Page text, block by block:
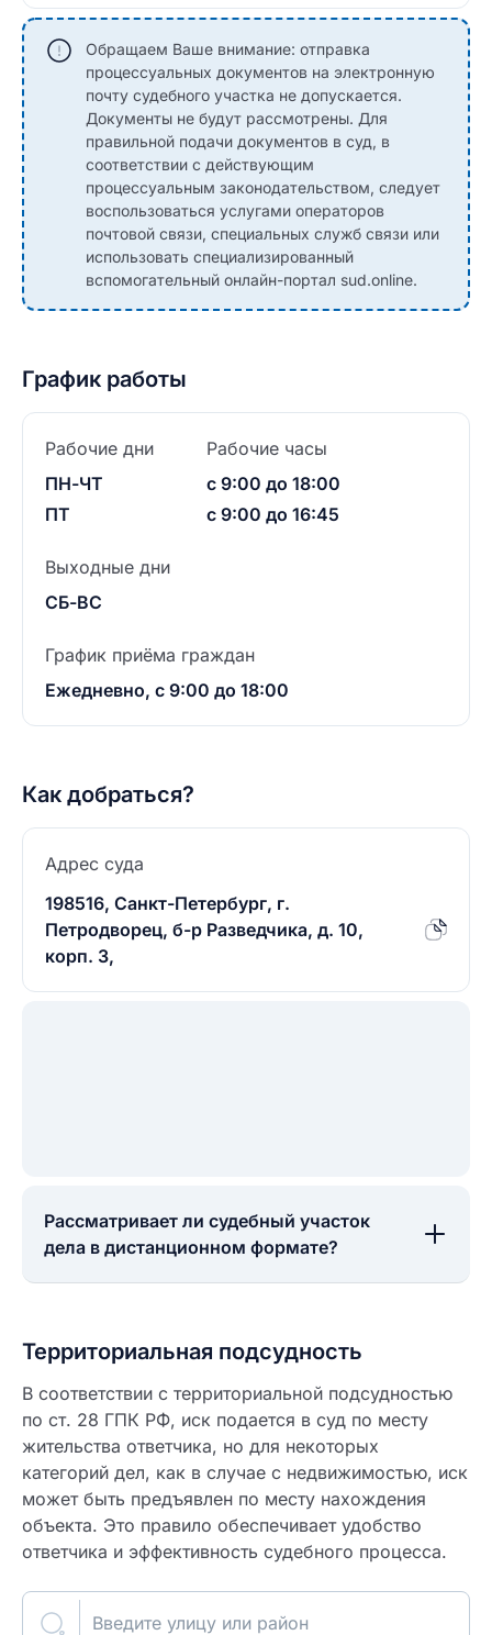
Обращаем Ваше внимание: отправка
процессуальных документов на электронную
почту судебного участка не допускается.
Документы не будут рассмотрены. Для
правильной подачи документов в суд, в
соответствии с действующим
процессуальным законодательством, следует
воспользоваться услугами операторов
почтовой связи, специальных служб связи или
использовать специализированный
вспомогательный онлайн-портал sud.online.
График работы
Рабочие дни
ПН-ЧТ
ПТ
Рабочие часы
с 9:00 до 18:00
с 9:00 до 16:45
Выходные дни
СБ-ВС
График приёма граждан
Ежедневно, с 9:00 до 18:00
Как добраться?
Адрес суда
198516, Санкт-Петербург, г.
Петродворец, б-р Разведчика, д. 10,
корп. 3,
Рассматривает ли судебный участок
дела в дистанционном формате?
Территориальная подсудность
В соответствии с территориальной подсудностью
по ст. 28 ГПК РФ, иск подается в суд по месту
жительства ответчика, но для некоторых
категорий дел, как в случае с недвижимостью, иск
может быть предъявлен по месту нахождения
объекта. Это правило обеспечивает удобство
ответчика и эффективность судебного процесса.
Введите улицу или район